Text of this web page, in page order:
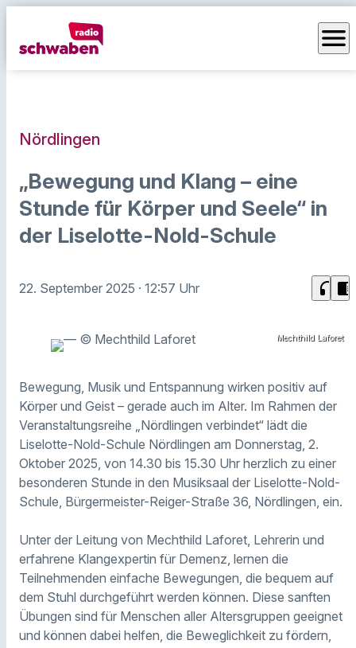
menu
Nördlingen
„Bewegung und Klang – eine
Stunde für Körper und Seele“ in
der Liselotte-Nold-Schule
22. September 2025 · 12:57 Uhr headphones chrome_reader_mode
Mechthild Laforet
Bewegung, Musik und Entspannung wirken positiv auf
Körper und Geist – gerade auch im Alter. Im Rahmen der
Veranstaltungsreihe „Nördlingen verbindet“ lädt die
Liselotte-Nold-Schule Nördlingen am Donnerstag, 2.
Oktober 2025, von 14.30 bis 15.30 Uhr herzlich zu einer
besonderen Stunde in den Musiksaal der Liselotte-Nold-
Schule, Bürgermeister-Reiger-Straße 36, Nördlingen, ein.
Unter der Leitung von Mechthild Laforet, Lehrerin und
erfahrene Klangexpertin für Demenz, lernen die
Teilnehmenden einfache Bewegungen, die bequem auf
dem Stuhl durchgeführt werden können. Diese sanften
Übungen sind für Menschen aller Altersgruppen geeignet
und können dabei helfen, die Beweglichkeit zu fördern,